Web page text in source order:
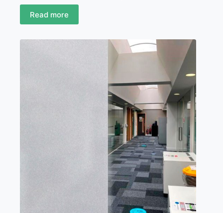
Read more